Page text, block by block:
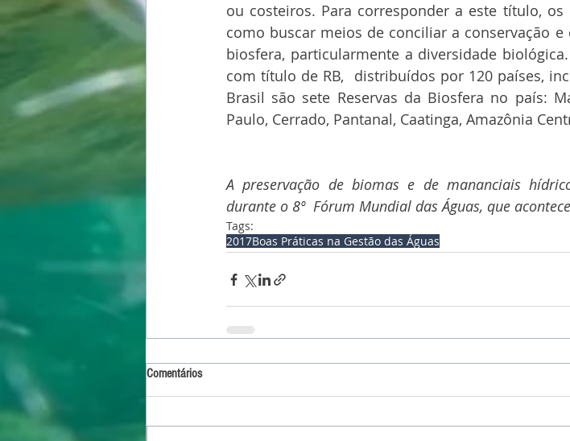
ou costeiros. Para corresponder a este título,
como buscar meios de conciliar a conservação
biosfera, particularmente a diversidade
com título de RB,  distribuídos por 120 países,
Brasil são sete Reservas da Biosfera no país:
Paulo, Cerrado, Pantanal, Caatinga, Amazônia
A preservação de biomas e de mananciais
durante o 8º  Fórum Mundial das Águas, que
Tags:
2017Boas Práticas na Gestão das Águas
Comentários